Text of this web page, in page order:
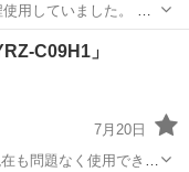
していました。 横
いたします。
C09H1」
7月20日
も問題なく使用でき、